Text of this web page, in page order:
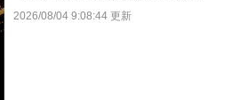
2026/08/04 9:08:44 更新